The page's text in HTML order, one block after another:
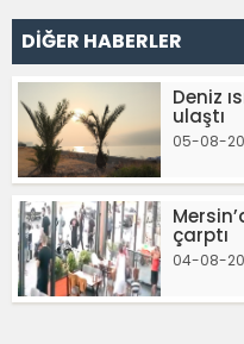
DİĞER HABERLER
Deniz
ulaştı
05-08-
çarptı
04-08-